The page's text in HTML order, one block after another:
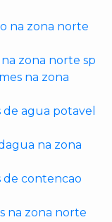
na zona norte
zona norte sp
na zona
agua potavel
na zona
de contencao
na zona norte